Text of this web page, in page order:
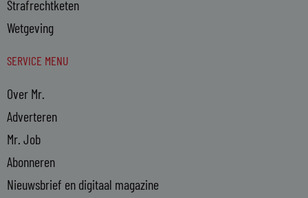
Strafrechtketen
Wetgeving
SERVICE MENU
Over Mr.
Adverteren
Mr. Job
Abonneren
Nieuwsbrief en digitaal magazine